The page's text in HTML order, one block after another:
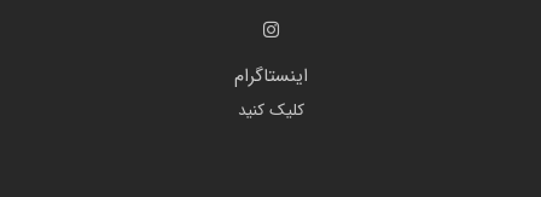
اینستاگرام
کلیک کنید